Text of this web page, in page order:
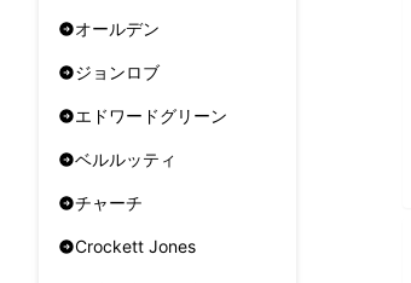
オールデン
ジョンロブ
エドワードグリーン
ベルルッティ
チャーチ
Crockett Jones